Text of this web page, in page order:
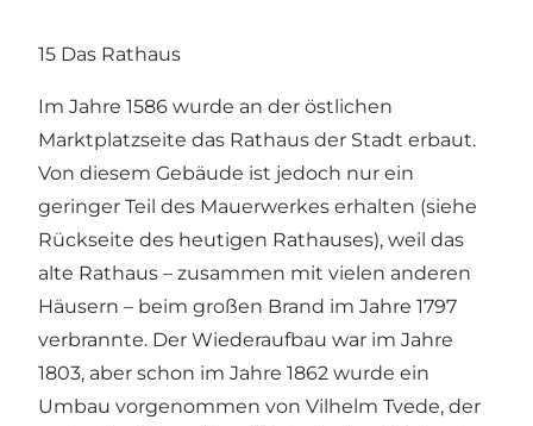
15 Das Rathaus
Im Jahre 1586 wurde an der östlichen
Marktplatzseite das Rathaus der Stadt erbaut.
Von diesem Gebäude ist jedoch nur ein
geringer Teil des Mauerwerkes erhalten (siehe
Rückseite des heutigen Rathauses), weil das
alte Rathaus – zusammen mit vielen anderen
Häusern – beim großen Brand im Jahre 1797
verbrannte. Der Wiederaufbau war im Jahre
1803, aber schon im Jahre 1862 wurde ein
Umbau vorgenommen von Vilhelm Tvede, der